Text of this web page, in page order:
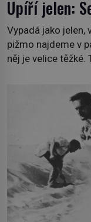
Upíří jelen:
Vypadá jako jelen,
pižmo najdeme v
něj je velice
1778), jenže v
připomíná jelena,